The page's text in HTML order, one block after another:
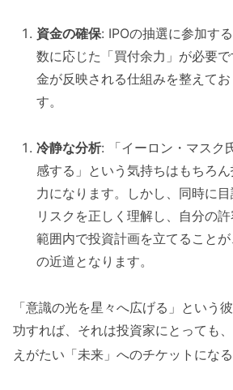
資金の確保: IPOの抽選に参加す
数に応じた「買付余力」が必要
金が反映される仕組みを整えて
す。
冷静な分析: 「イーロン・マスク
感する」という気持ちはもちろ
力になります。しかし、同時に
リスクを正しく理解し、自分の
範囲内で投資計画を立てること
の近道となります。
「意識の光を星々へ広げる」という
功すれば、それは投資家にとっても
えがたい「未来」へのチケットにな